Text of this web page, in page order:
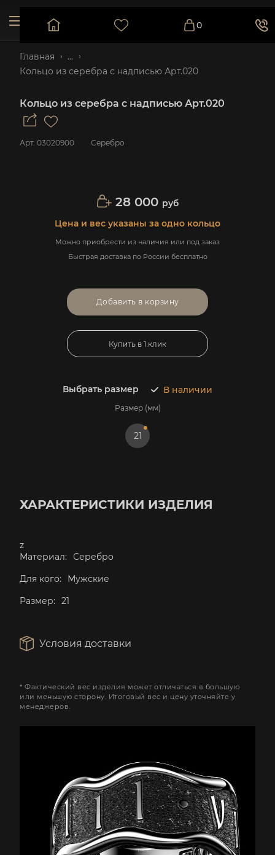
0
Главная
...
Кольцо из серебра с надписью Арт.020
Кольцо из серебра с надписью Арт.020
Арт. 03020900 Серебро
28 000 руб
Цена и вес указаны за одно кольцо
Можно приобрести из наличия или под заказ
Быстрая доставка по России бесплатно
Выбрать размер В наличии
Размер (мм)
21
Добавить в корзину
Купить в 1 клик
ХАРАКТЕРИСТИКИ ИЗДЕЛИЯ
z
Материал:
Серебро
Для кого:
Мужские
Размер:
21
Условия доставки
* Фактический вес изделия может отличаться в большую
или меньшую сторону. Итоговый вес и цену уточняйте у
менеджеров.